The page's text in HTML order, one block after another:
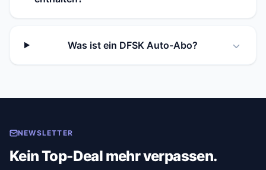
Was ist ein DFSK Auto-Abo?
NEWSLETTER
Kein Top-Deal mehr verpassen.